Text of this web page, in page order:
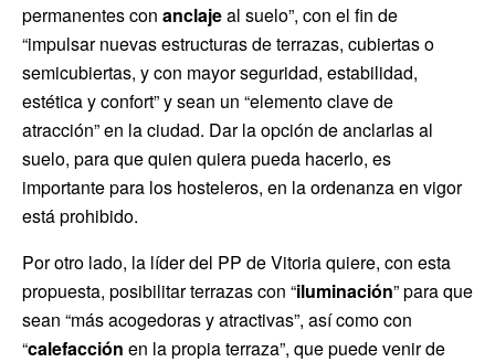
permanentes con anclajeal suelo”, con el fin de
“impulsar nuevas estructuras de terrazas, cubiertas o
semicubiertas, y con mayor seguridad, estabilidad,
estética y confort” y sean un “elemento clave de
atracción” en la ciudad. Dar la opción de anclarlas al
suelo, para que quien quiera pueda hacerlo, es
importante para los hosteleros, en la ordenanza en vigor
está prohibido.
Por otro lado, la líder del PP de Vitoria quiere, con esta
propuesta, posibilitar terrazas con “iluminación” para que
sean “más acogedoras y atractivas”, así como con
“calefacción en la propia terraza”, que puede venir de